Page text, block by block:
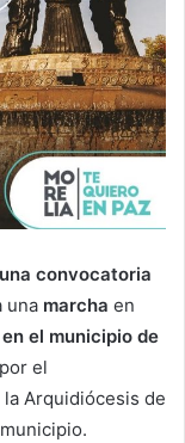
convocatoria
una marcha en
el municipio de
el
la Arquidiócesis de